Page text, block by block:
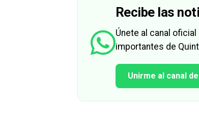
Recibe las
Únete al canal
importantes de
Unirme al canal